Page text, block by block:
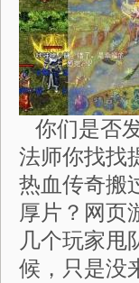
你们是否
法师你找找
热血传奇搬
厚片？网页
几个玩家甩
候，只是没